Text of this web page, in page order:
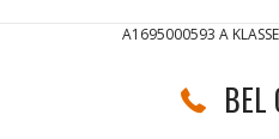
A1695000593 A